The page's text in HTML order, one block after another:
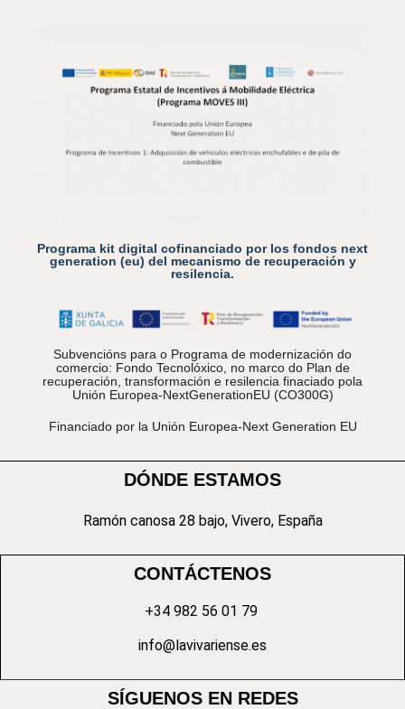
Programa kit digital cofinanciado por los fondos next
generation (eu) del mecanismo de recuperación y
resilencia.
Subvencións para o Programa de modernización do
comercio: Fondo Tecnolóxico, no marco do Plan de
recuperación, transformación e resilencia finaciado pola
Unión Europea-NextGenerationEU (CO300G)
Financiado por la Unión Europea-Next Generation EU
DÓNDE ESTAMOS
Ramón canosa 28 bajo, Vivero, España
CONTÁCTENOS
+34 982 56 01 79
info@lavivariense.es
SÍGUENOS EN REDES